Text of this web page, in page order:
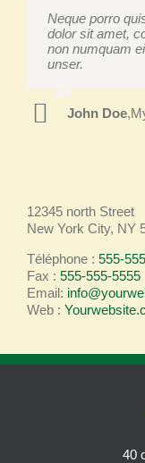
Neque porro
dolor sit amet,
non numquam
unser.
John Doe,
Aliquam erat
facilisis laoreet
ultrices dui.
fugiats nemis.
Luke Beck,
12345 north Street
New York City, NY
Téléphone : 555-
Fax : 555-555-5555
Email:
Web :
40